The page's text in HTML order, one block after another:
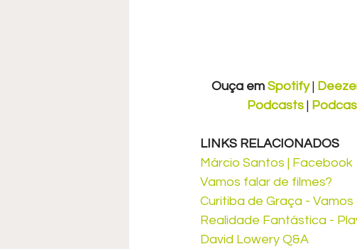
Ouça em Spotify |
Podcasts |
LINKS RELACIONADOS
Márcio Santos | Facebook
Vamos falar de filmes?
Curitiba de Graça -
Realidade Fantástica -
David Lowery Q&A